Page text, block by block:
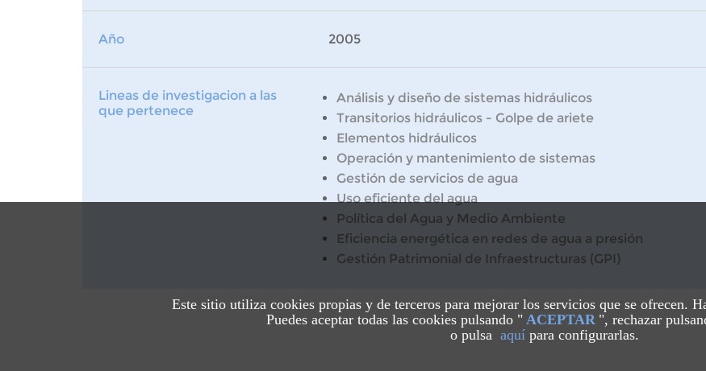
Este sitio utiliza cookies propias y de terceros para mejorar los servicios que se ofrecen.
Puedes aceptar todas las cookies pulsando " ACEPTAR ", rechazar
o pulsa aquípara configurarlas.
Año 2005
Lineas de investigacion a las
que pertenece
Análisis y diseño de sistemas hidráulicos
Transitorios hidráulicos - Golpe de ariete
Elementos hidráulicos
Operación y mantenimiento de sistemas
Gestión de servicios de agua
Uso eficiente del agua
Política del Agua y Medio Ambiente
Eficiencia energética en redes de agua a presión
Gestión Patrimonial de Infraestructuras (GPI)